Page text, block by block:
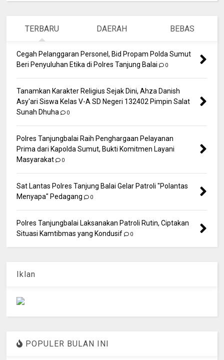
TERBARU DAERAH BEBAS
Cegah Pelanggaran Personel, Bid Propam Polda Sumut
Beri Penyuluhan Etika di Polres Tanjung Balai
0
Tanamkan Karakter Religius Sejak Dini, Ahza Danish
Asy'ari Siswa Kelas V-A SD Negeri 132402 Pimpin Salat
Sunah Dhuha
0
Polres Tanjungbalai Raih Penghargaan Pelayanan
Prima dari Kapolda Sumut, Bukti Komitmen Layani
Masyarakat
0
Sat Lantas Polres Tanjung Balai Gelar Patroli "Polantas
Menyapa" Pedagang
0
Polres Tanjungbalai Laksanakan Patroli Rutin, Ciptakan
Situasi Kamtibmas yang Kondusif
0
Iklan
POPULER BULAN INI